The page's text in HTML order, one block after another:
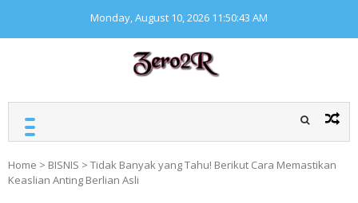
content
Monday, August 10, 2026 11:50:44 AM
Home > BISNIS > Tidak Banyak yang Tahu! Berikut Cara Memastikan
Keaslian Anting Berlian Asli